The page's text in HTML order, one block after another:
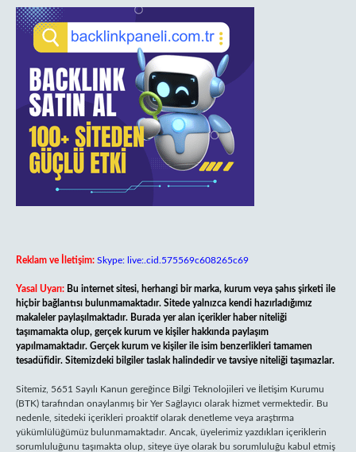
Reklam ve İletişim: Skype: live:.cid.575569c608265c69
Yasal Uyarı: Bu internet sitesi, herhangi bir marka, kurum veya şahıs şirketi ile
hiçbir bağlantısı bulunmamaktadır. Sitede yalnızca kendi hazırladığımız
makaleler paylaşılmaktadır. Burada yer alan içerikler haber niteliği
taşımamakta olup, gerçek kurum ve kişiler hakkında paylaşım
yapılmamaktadır. Gerçek kurum ve kişiler ile isim benzerlikleri tamamen
tesadüfidir. Sitemizdeki bilgiler taslak halindedir ve tavsiye niteliği taşımazlar.
Sitemiz, 5651 Sayılı Kanun gereğince Bilgi Teknolojileri ve İletişim Kurumu
(BTK) tarafından onaylanmış bir Yer Sağlayıcı olarak hizmet vermektedir. Bu
nedenle, sitedeki içerikleri proaktif olarak denetleme veya araştırma
yükümlülüğümüz bulunmamaktadır. Ancak, üyelerimiz yazdıkları içeriklerin
sorumluluğunu taşımakta olup, siteye üye olarak bu sorumluluğu kabul etmiş